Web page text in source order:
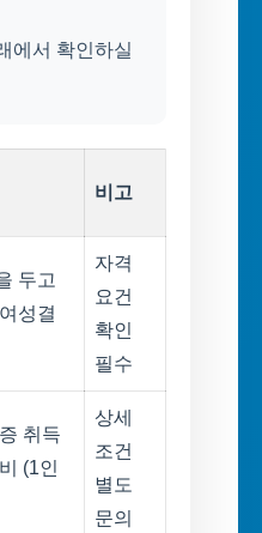
에서 확인하실
비고
두고
성결
자격
요건
확인
필수
취득
(1인
상세
조건
별도
문의